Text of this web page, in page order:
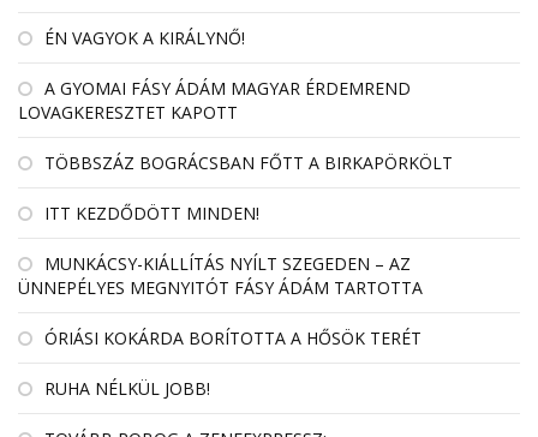
ÉN VAGYOK A KIRÁLYNŐ!
A GYOMAI FÁSY ÁDÁM MAGYAR ÉRDEMREND
LOVAGKERESZTET KAPOTT
TÖBBSZÁZ BOGRÁCSBAN FŐTT A BIRKAPÖRKÖLT
ITT KEZDŐDÖTT MINDEN!
MUNKÁCSY-KIÁLLÍTÁS NYÍLT SZEGEDEN – AZ
ÜNNEPÉLYES MEGNYITÓT FÁSY ÁDÁM TARTOTTA
ÓRIÁSI KOKÁRDA BORÍTOTTA A HŐSÖK TERÉT
RUHA NÉLKÜL JOBB!